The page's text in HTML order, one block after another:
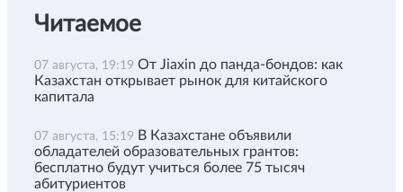
Читаемое
07 августа, 19:19 От Jiaxin до панда-бондов: как
Казахстан открывает рынок для китайского
капитала
07 августа, 15:19 В Казахстане объявили
обладателей образовательных грантов:
бесплатно будут учиться более 75 тысяч
абитуриентов